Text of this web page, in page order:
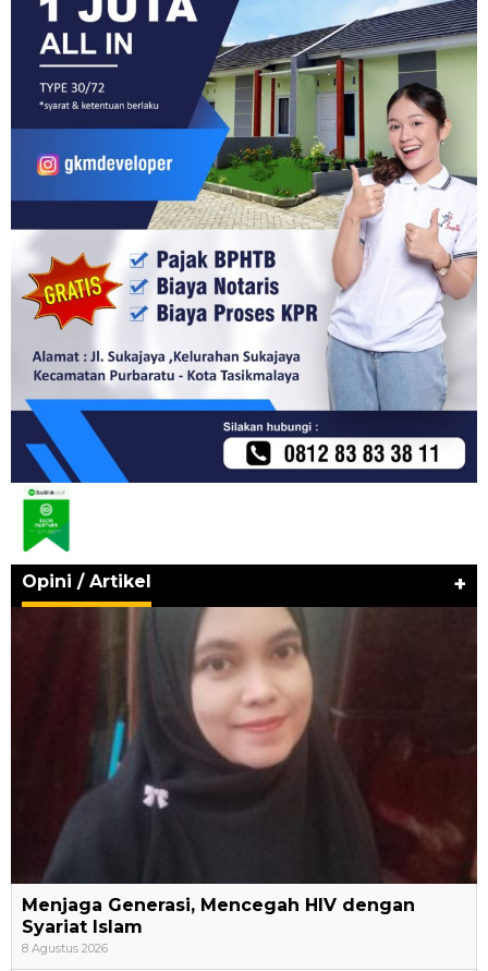
Opini / Artikel +
Menjaga Generasi, Mencegah HIV dengan
Syariat Islam
8 Agustus 2026